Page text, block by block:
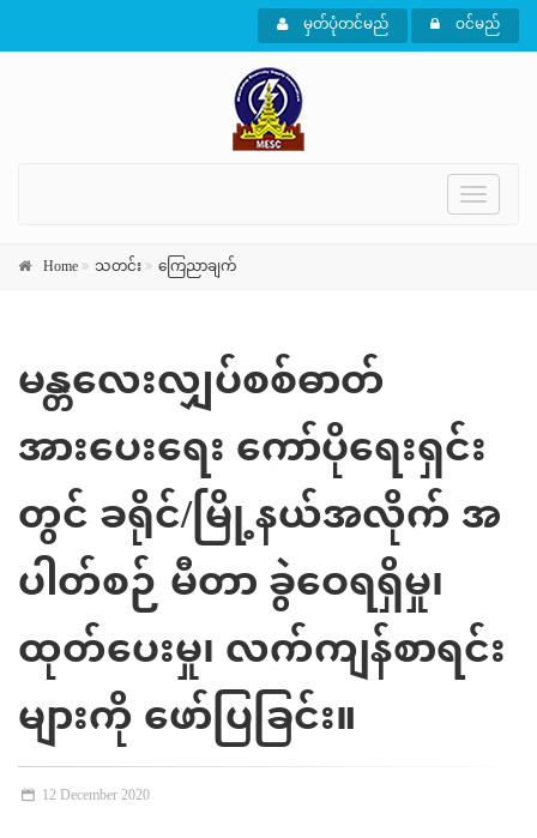
မှတ်ပုံတင်မည် ဝင်မည်
Toggle
Home သတင်း ကြေညာချက်
မန္တလေးလျှပ်စစ်ဓာတ်
အားပေးရေး ကော်ပိုရေးရှင်း
တွင် ခရိုင်/မြို့နယ်အလိုက် အ
ပါတ်စဉ် မီတာ ခွဲဝေရရှိမှု၊
ထုတ်ပေးမှု၊ လက်ကျန်စာရင်း
များကို ဖော်ပြခြင်း။
12 December 2020